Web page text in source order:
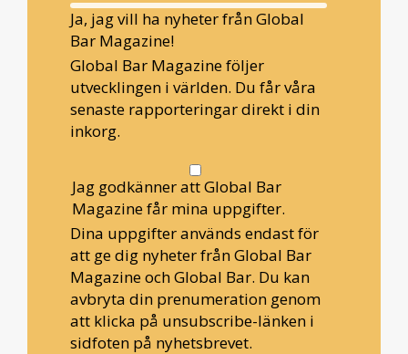
Ja, jag vill ha nyheter från Global
Bar Magazine!
Global Bar Magazine följer
utvecklingen i världen. Du får våra
senaste rapporteringar direkt i din
inkorg.
Jag godkänner att Global Bar
Magazine får mina uppgifter.
Dina uppgifter används endast för
att ge dig nyheter från Global Bar
Magazine och Global Bar. Du kan
avbryta din prenumeration genom
att klicka på unsubscribe-länken i
sidfoten på nyhetsbrevet.